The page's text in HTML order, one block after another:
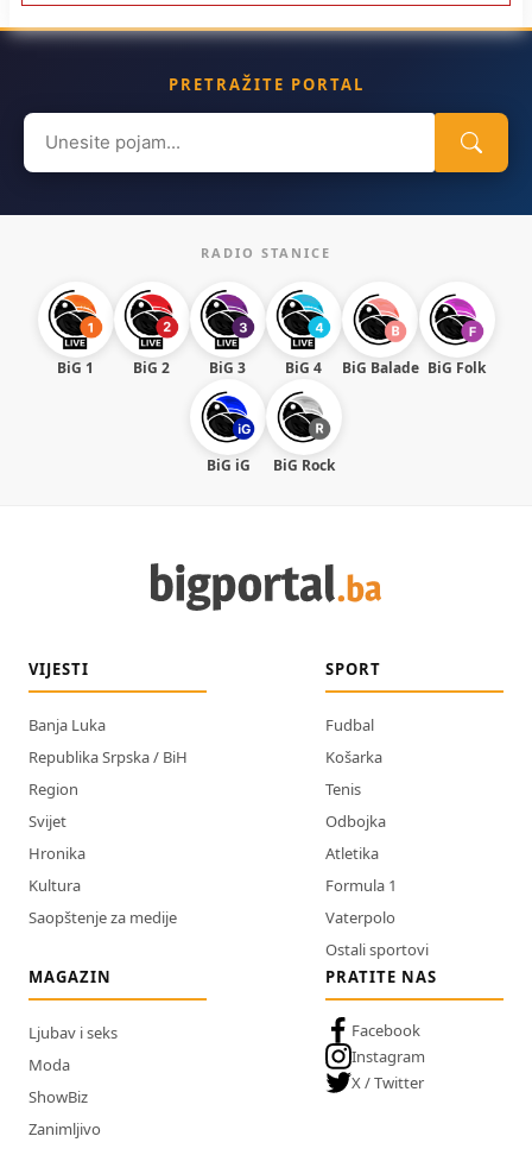
PRETRAŽITE PORTAL
Search
for:
RADIO STANICE
BiG 1 BiG 2 BiG 3 BiG 4 BiG Balade BiG Folk
BiG iG BiG Rock
VIJESTI
Banja Luka
Republika Srpska / BiH
Region
Svijet
Hronika
Kultura
Saopštenje za medije
SPORT
Fudbal
Košarka
Tenis
Odbojka
Atletika
Formula 1
Vaterpolo
Ostali sportovi
MAGAZIN
Ljubav i seks
Moda
ShowBiz
Zanimljivo
PRATITE NAS
Facebook
Instagram
X / Twitter